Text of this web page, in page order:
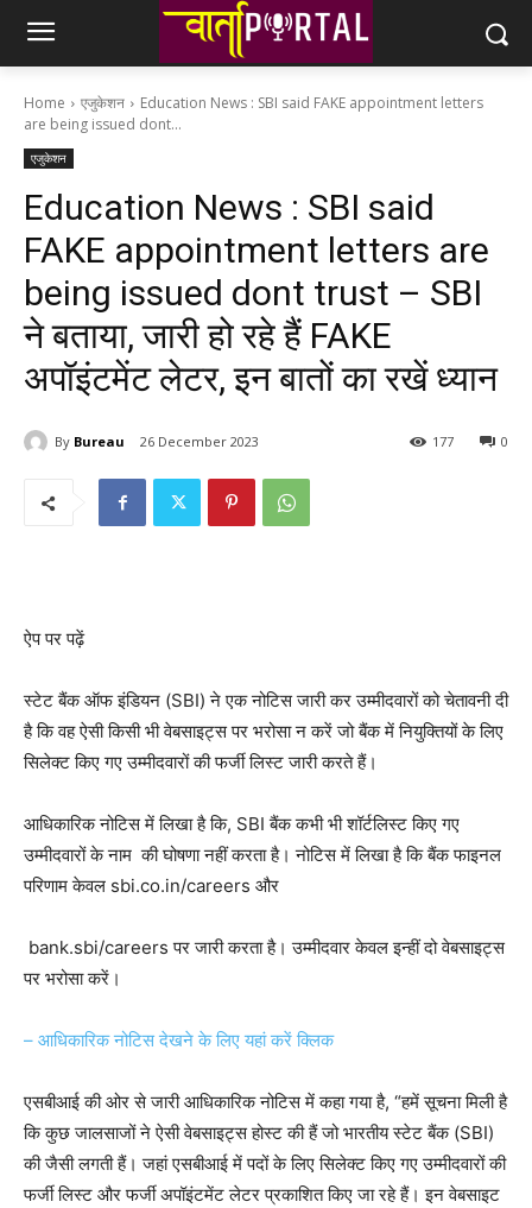
Home एजुकेशन
Education News : SBI said FAKE appointment letters
are being issued dont...
एजुकेशन
Education News : SBI said
FAKE appointment letters are
being issued dont trust – SBI
ने बताया, जारी हो रहे हैं FAKE
अपॉइंटमेंट लेटर, इन बातों का रखें ध्यान
By Bureau 26 December 2023 0
177
ऐप पर पढ़ें
स्टेट बैंक ऑफ इंडियन (SBI) ने एक नोटिस जारी कर उम्मीदवारों को चेतावनी दी
है कि वह ऐसी किसी भी वेबसाइट्स पर भरोसा न करें जो बैंक में नियुक्तियों के लिए
सिलेक्ट किए गए उम्मीदवारों की फर्जी लिस्ट जारी करते हैं।
आधिकारिक नोटिस में लिखा है कि, SBI बैंक कभी भी शॉर्टलिस्ट किए गए
उम्मीदवारों के नाम की घोषणा नहीं करता है। नोटिस में लिखा है कि बैंक फाइनल
परिणाम केवल sbi.co.in/careers और
bank.sbi/careers पर जारी करता है। उम्मीदवार केवल इन्हीं दो वेबसाइट्स
पर भरोसा करें।
– आधिकारिक नोटिस देखने के लिए यहां करें क्लिक
एसबीआई की ओर से जारी आधिकारिक नोटिस में कहा गया है, “हमें सूचना मिली है
कि कुछ जालसाजों ने ऐसी वेबसाइट्स होस्ट की हैं जो भारतीय स्टेट बैंक (SBI)
की जैसी लगती हैं। जहां एसबीआई में पदों के लिए सिलेक्ट किए गए उम्मीदवारों की
फर्जी लिस्ट और फर्जी अपॉइंटमेंट लेटर प्रकाशित किए जा रहे हैं। इन वेबसाइट